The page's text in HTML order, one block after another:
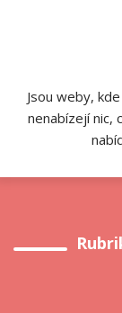
Jsou weby,
nenabízejí nic,